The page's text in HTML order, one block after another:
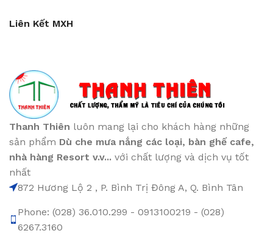
Liên Kết MXH
Thanh Thiên luôn mang lại cho khách hàng những
sản phẩm Dù che mưa nắng các loại, bàn ghế cafe,
nhà hàng Resort v.v... với chất lượng và dịch vụ tốt
nhất
872 Hương Lộ 2 , P. Bình Trị Đông A, Q. Bình Tân
Phone: (028) 36.010.299 - 0913100219 - (028)
6267.3160